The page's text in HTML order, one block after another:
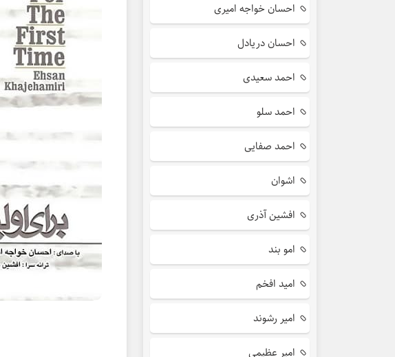
احسان خواجه امیری
احسان دریادل
احمد سعیدی
احمد سلو
احمد صفایی
اشوان
افشین آذری
امو بند
امید افخم
امیر رشوند
امیر عظیمی